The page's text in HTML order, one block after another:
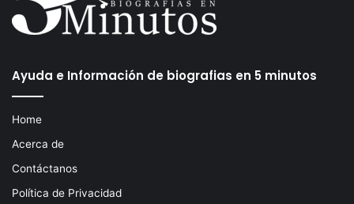
Ayuda e Información de biografias en 5 minutos
Home
Acerca de
Contáctanos
Política de Privacidad